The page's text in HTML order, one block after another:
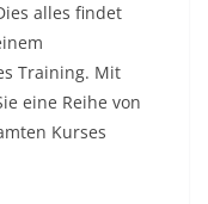
alles findet
Training. Mit
eine Reihe von
Kurses